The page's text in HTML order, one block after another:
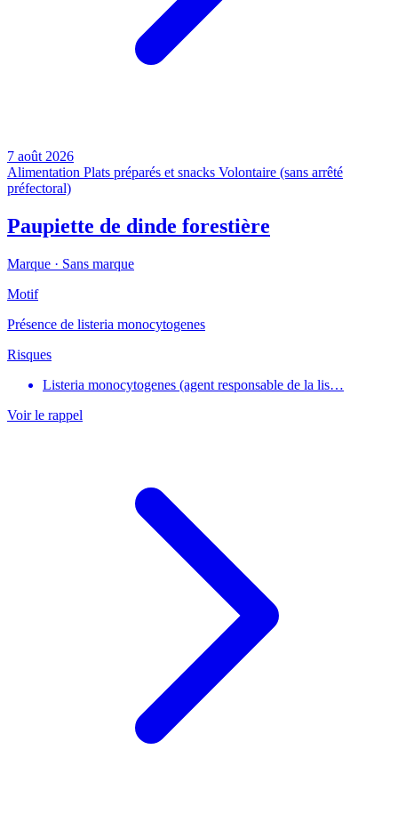
7 août 2026
Alimentation Plats préparés et snacks Volontaire (sans arrêté
préfectoral)
Paupiette de dinde forestière
Marque · Sans marque
Motif
Présence de listeria monocytogenes
Risques
Listeria monocytogenes (agent responsable de la lis…
Voir le rappel